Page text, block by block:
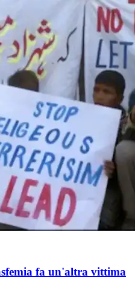
fa un'altra vittima